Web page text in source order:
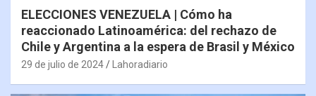
ELECCIONES VENEZUELA | Cómo ha
reaccionado Latinoamérica: del rechazo de
Chile y Argentina a la espera de Brasil y México
29 de julio de 2024 Lahoradiario